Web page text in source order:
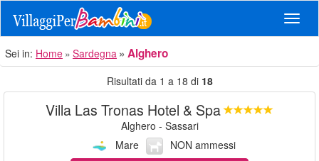
Sei in: Home Sardegna Alghero
Risultati da 1 a 18 di 18
Villa Las Tronas Hotel & Spa
Alghero - Sassari
Mare
NON ammessi